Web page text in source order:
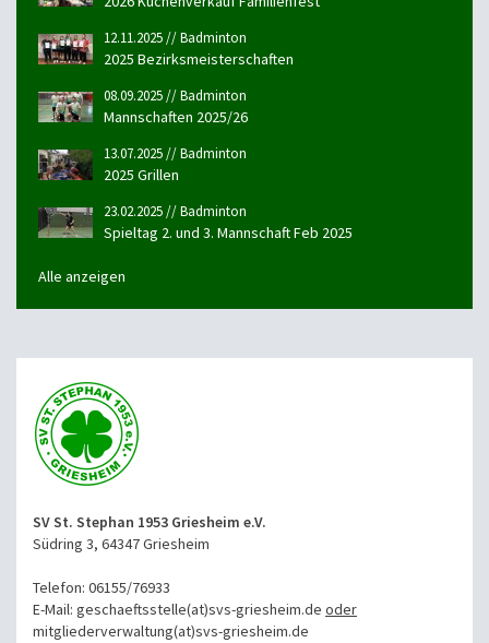
12.11.2025 // Badminton
2025 Bezirksmeisterschaften
08.09.2025 // Badminton
Mannschaften 2025/26
13.07.2025 // Badminton
2025 Grillen
23.02.2025 // Badminton
Spieltag 2. und 3. Mannschaft Feb 2025
Alle anzeigen
SV St. Stephan 1953 Griesheim e.V.
Südring 3, 64347 Griesheim
Telefon: 06155/76933
E-Mail: geschaeftsstelle(at)svs-griesheim.de oder
mitgliederverwaltung(at)svs-griesheim.de